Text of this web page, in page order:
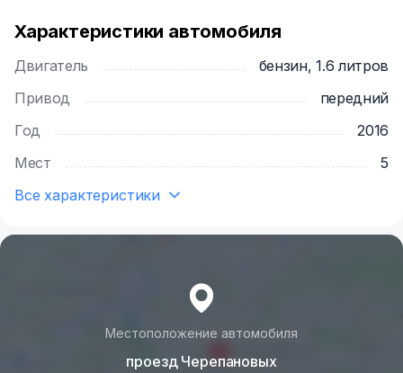
Номер для связи +7 495 744 67 87
Мессенджеры +7 926 222 72 94
Характеристики автомобиля
Двигатель
бензин, 1.6 литров
Привод
передний
Год
2016
Мест
5
Все характеристики
Местоположение автомобиля
проезд Черепановых